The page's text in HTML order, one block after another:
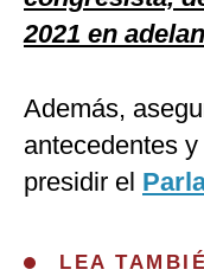
2021 en
Además,
antecedentes
presidir el
LEA